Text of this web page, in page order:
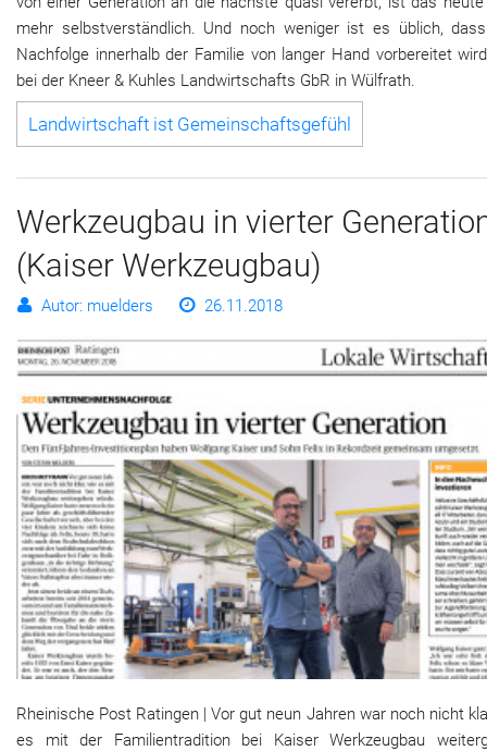
mehr selbstverständlich. Und noch weniger ist es üblich,
Nachfolge innerhalb der Familie von langer Hand vorbereitet
bei der Kneer & Kuhles Landwirtschafts GbR in Wülfrath.
Land­wirt­schaft ist Ge­mein­schafts­ge­fühl
Werkzeugbau in vierter
(Kaiser Werkzeugbau)
Autor: muelders 26.11.2018
Rheinische Post Ratingen | Vor gut neun Jahren war noch nicht
es mit der Familientradition bei Kaiser Werkzeugbau